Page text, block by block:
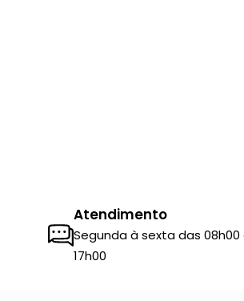
Atendimento
Segunda à sexta das 08h00
17h00